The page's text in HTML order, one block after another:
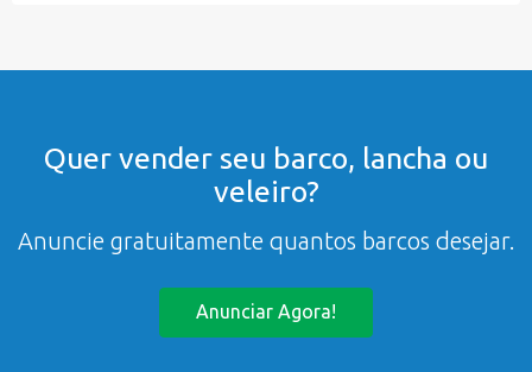
Quer vender seu barco, lancha ou
veleiro?
Anuncie gratuitamente quantos barcos desejar.
Anunciar Agora!